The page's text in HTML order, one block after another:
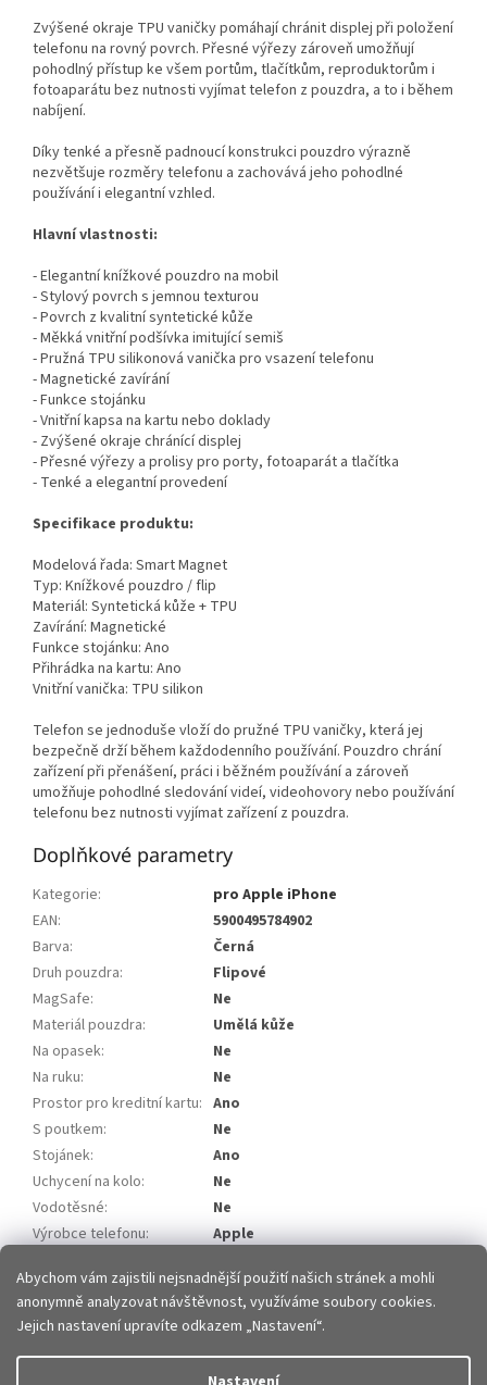
Abychom vám zajistili nejsnadnější použití našich stránek a mohli
anonymně analyzovat návštěvnost, využíváme soubory cookies.
Jejich nastavení upravíte odkazem „Nastavení“.
Zvýšené okraje TPU vaničky pomáhají chránit displej při položení
telefonu na rovný povrch. Přesné výřezy zároveň umožňují
pohodlný přístup ke všem portům, tlačítkům, reproduktorům i
fotoaparátu bez nutnosti vyjímat telefon z pouzdra, a to i během
nabíjení.
Díky tenké a přesně padnoucí konstrukci pouzdro výrazně
nezvětšuje rozměry telefonu a zachovává jeho pohodlné
používání i elegantní vzhled.
Hlavní vlastnosti:
- Elegantní knížkové pouzdro na mobil
- Stylový povrch s jemnou texturou
- Povrch z kvalitní syntetické kůže
- Měkká vnitřní podšívka imitující semiš
- Pružná TPU silikonová vanička pro vsazení telefonu
- Magnetické zavírání
- Funkce stojánku
- Vnitřní kapsa na kartu nebo doklady
- Zvýšené okraje chránící displej
- Přesné výřezy a prolisy pro porty, fotoaparát a tlačítka
- Tenké a elegantní provedení
Specifikace produktu:
Modelová řada: Smart Magnet
Typ: Knížkové pouzdro / flip
Materiál: Syntetická kůže + TPU
Zavírání: Magnetické
Funkce stojánku: Ano
Přihrádka na kartu: Ano
Vnitřní vanička: TPU silikon
Telefon se jednoduše vloží do pružné TPU vaničky, která jej
bezpečně drží během každodenního používání. Pouzdro chrání
zařízení při přenášení, práci i běžném používání a zároveň
umožňuje pohodlné sledování videí, videohovory nebo používání
telefonu bez nutnosti vyjímat zařízení z pouzdra.
Doplňkové parametry
Kategorie:
pro Apple iPhone
EAN:
5900495784902
Barva:
Černá
Druh pouzdra:
Flipové
MagSafe:
Ne
Materiál pouzdra:
Umělá kůže
Na opasek:
Ne
Na ruku:
Ne
Prostor pro kreditní kartu: Ano
S poutkem:
Ne
Stojánek:
Ano
Uchycení na kolo:
Ne
Vodotěsné:
Ne
Výrobce telefonu:
Apple